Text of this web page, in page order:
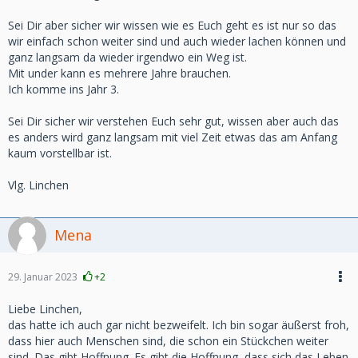
versuchen mit unseren Ergo und Krankengymnastik
besserung zu erzielen.
Sie konnte bis dahin noch nicht schlucken, nur ja sagen und
Kopf schütteln.
Das war kurz vor Weihnachten, am 2.Weihnachtstag hieß
es,sie hätten ein Krankenhaus Keim gefunden, sie kriegt
es aus dem Perfuser raus und kein Arzt sagte mir warum.
Dann bräuchte sie plötzlich wieder Dyalise nach 3 Tagen
und ich fragte noch ob Wasser auf der Lunge sei, da wir
verneint, es seien die Nierenwerte.
Es wurde und wurde nicht besser, Atmung immer
schlechter, was mir widerlegt wurde... Es wäre alles wie
Zuhause, man würde nur Abwarten ob sie dauerhaft Dialyse
bräuchte.
Tag in ein 30 KM entferntes Krankenhaus verlegt wird, da
Ich sprach wieder das Atemproblem an, mir wurde wieder
gesagt, Nein das ist ok.
Auch den Wunsch vorher auf ein Konsoil der Lungenklinik
Sei Dir aber sicher wir wissen wie es Euch geht es ist nur so das
wir einfach schon weiter sind und auch wieder lachen können und
ganz langsam da wieder irgendwo ein Weg ist.
Mit under kann es mehrere Jahre brauchen.
Ich komme ins Jahr 3.
Sei Dir sicher wir verstehen Euch sehr gut, wissen aber auch das
es anders wird ganz langsam mit viel Zeit etwas das am Anfang
kaum vorstellbar ist.
Vlg. Linchen
Mena
29. Januar 2023 +2
Liebe Linchen,
das hatte ich auch gar nicht bezweifelt. Ich bin sogar äußerst froh,
dass hier auch Menschen sind, die schon ein Stückchen weiter